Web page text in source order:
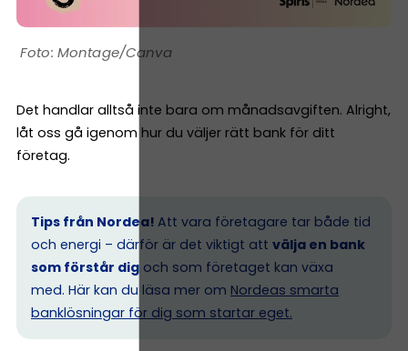
Montage/Canva
Det handlar alltså inte bara om månadsavgiften. Alright,
låt oss gå igenom hur du väljer rätt bank för ditt
företag.
Tips från Nordea! Att vara företagare tar både tid
och energi – därför är det viktigt att välja en bank
som förstår dig och som företaget kan växa
med. Här kan du läsa mer om Nordeas smarta
banklösningar för dig som startar eget.